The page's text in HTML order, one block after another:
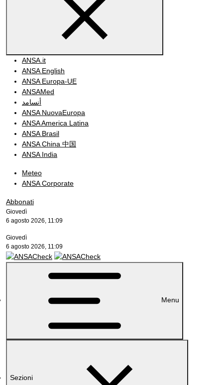
ANSA.it
ANSA English
ANSA Europa-UE
ANSAMed
أنسامد
ANSA NuovaEuropa
ANSA America Latina
ANSA Brasil
ANSA China 中国
ANSA India
Meteo
ANSA Corporate
Abbonati
Giovedì
6 agosto 2026, 11:09
Giovedì
6 agosto 2026, 11:09
Menu
Sezioni